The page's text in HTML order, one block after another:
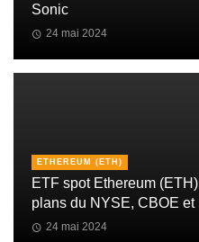
Sonic
24 mai 2024
ETHEREUM (ETH)
ETF spot Ethereum
plans du NYSE, CBOE et
24 mai 2024